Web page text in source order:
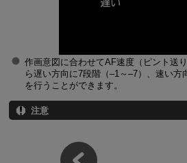
作画意図に合わせてAF速度（ピント送
ら遅い方向に7段階（–1～–7）、速い
を行うことができます。
注意